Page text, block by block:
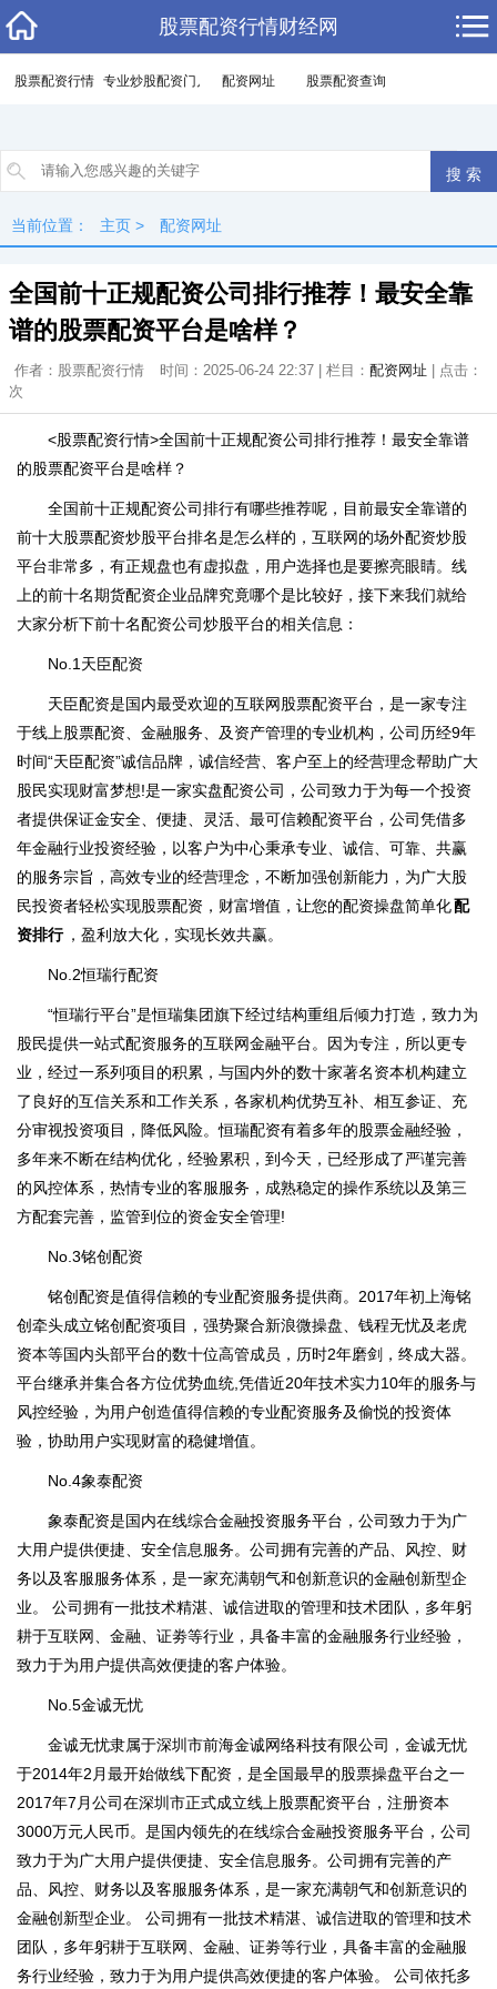
股票配资行情财经网
股票配资行情 专业炒股配资门户 配资网址 股票配资查询
当前位置： 主页 > 配资网址
全国前十正规配资公司排行推荐！最安全靠
谱的股票配资平台是啥样？
作者：股票配资行情 时间：2025-06-24 22:37 | 栏目： 配资网址 | 点击：
次
<股票配资行情>全国前十正规配资公司排行推荐！最安全靠谱
的股票配资平台是啥样？
全国前十正规配资公司排行有哪些推荐呢，目前最安全靠谱的
前十大股票配资炒股平台排名是怎么样的，互联网的场外配资炒股
平台非常多，有正规盘也有虚拟盘，用户选择也是要擦亮眼睛。线
上的前十名期货配资企业品牌究竟哪个是比较好，接下来我们就给
大家分析下前十名配资公司炒股平台的相关信息：
No.1天臣配资
天臣配资是国内最受欢迎的互联网股票配资平台，是一家专注
于线上股票配资、金融服务、及资产管理的专业机构，公司历经9年
时间“天臣配资”诚信品牌，诚信经营、客户至上的经营理念帮助广大
股民实现财富梦想!是一家实盘配资公司，公司致力于为每一个投资
者提供保证金安全、便捷、灵活、最可信赖配资平台，公司凭借多
年金融行业投资经验，以客户为中心秉承专业、诚信、可靠、共赢
的服务宗旨，高效专业的经营理念，不断加强创新能力，为广大股
民投资者轻松实现股票配资，财富增值，让您的配资操盘简单化配
资排行 ，盈利放大化，实现长效共赢。
No.2恒瑞行配资
“恒瑞行平台”是恒瑞集团旗下经过结构重组后倾力打造，致力为
股民提供一站式配资服务的互联网金融平台。因为专注，所以更专
业，经过一系列项目的积累，与国内外的数十家著名资本机构建立
了良好的互信关系和工作关系，各家机构优势互补、相互参证、充
分审视投资项目，降低风险。恒瑞配资有着多年的股票金融经验，
多年来不断在结构优化，经验累积，到今天，已经形成了严谨完善
的风控体系，热情专业的客服服务，成熟稳定的操作系统以及第三
方配套完善，监管到位的资金安全管理!
No.3铭创配资
铭创配资是值得信赖的专业配资服务提供商。2017年初上海铭
创牵头成立铭创配资项目，强势聚合新浪微操盘、钱程无忧及老虎
资本等国内头部平台的数十位高管成员，历时2年磨剑，终成大器。
平台继承并集合各方位优势血统,凭借近20年技术实力10年的服务与
风控经验，为用户创造值得信赖的专业配资服务及偷悦的投资体
验，协助用户实现财富的稳健增值。
No.4象泰配资
象泰配资是国内在线综合金融投资服务平台，公司致力于为广
大用户提供便捷、安全信息服务。公司拥有完善的产品、风控、财
务以及客服服务体系，是一家充满朝气和创新意识的金融创新型企
业。 公司拥有一批技术精湛、诚信进取的管理和技术团队，多年躬
耕于互联网、金融、证劵等行业，具备丰富的金融服务行业经验，
致力于为用户提供高效便捷的客户体验。
No.5金诚无忧
金诚无忧隶属于深圳市前海金诚网络科技有限公司，金诚无忧
于2014年2月最开始做线下配资，是全国最早的股票操盘平台之一
2017年7月公司在深圳市正式成立线上股票配资平台，注册资本
3000万元人民币。是国内领先的在线综合金融投资服务平台，公司
致力于为广大用户提供便捷、安全信息服务。公司拥有完善的产
品、风控、财务以及客服服务体系，是一家充满朝气和创新意识的
金融创新型企业。 公司拥有一批技术精湛、诚信进取的管理和技术
团队，多年躬耕于互联网、金融、证劵等行业，具备丰富的金融服
务行业经验，致力于为用户提供高效便捷的客户体验。 公司依托多